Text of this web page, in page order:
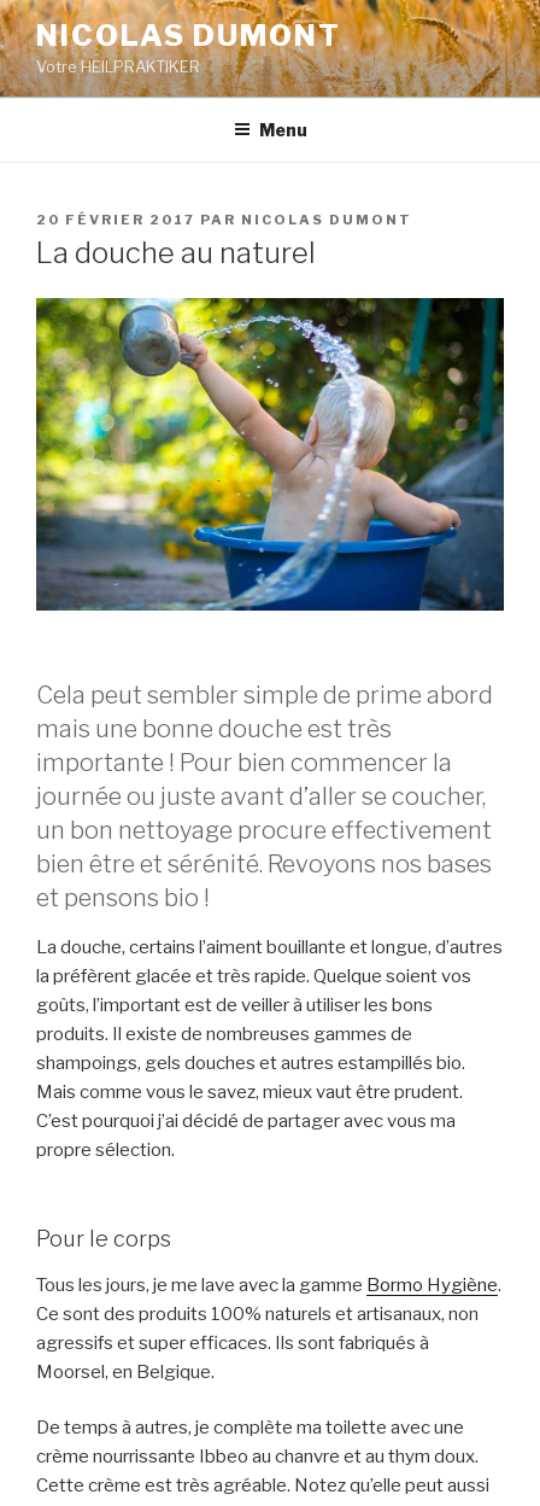
Aller
au
contenu
principal
NICOLAS DUMONT
Votre HEILPRAKTIKER
Menu
PUBLIÉ
LE
20 FÉVRIER 2017 PAR NICOLAS DUMONT
La douche au naturel
Cela peut sembler simple de prime abord
mais une bonne douche est très
importante ! Pour bien commencer la
journée ou juste avant d’aller se coucher,
un bon nettoyage procure effectivement
bien être et sérénité. Revoyons nos bases
et pensons bio !
La douche, certains l’aiment bouillante et longue, d’autres
la préfèrent glacée et très rapide. Quelque soient vos
goûts, l’important est de veiller à utiliser les bons
produits. Il existe de nombreuses gammes de
shampoings, gels douches et autres estampillés bio.
Mais comme vous le savez, mieux vaut être prudent.
C’est pourquoi j’ai décidé de partager avec vous ma
propre sélection.
Pour le corps
Tous les jours, je me lave avec la gamme Bormo Hygiène.
Ce sont des produits 100% naturels et artisanaux, non
agressifs et super efficaces. Ils sont fabriqués à
Moorsel, en Belgique.
De temps à autres, je complète ma toilette avec une
crème nourrissante Ibbeo au chanvre et au thym doux.
Cette crème est très agréable. Notez qu’elle peut aussi